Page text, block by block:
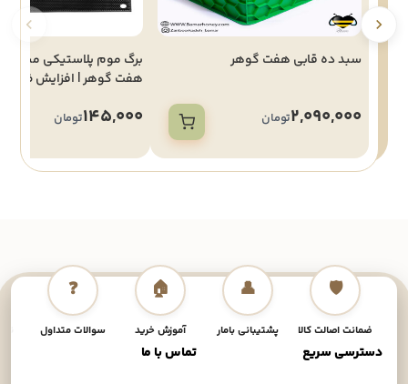
سبد ده قابی هفت گوهر
2,090,000تومان
برگ موم پلاستیکی مشکی
هفت گوهر | افزایش
145,000تومان
🛡️
ضمانت اصالت کالا
👤
پشتیبانی بامار
🏠
آموزش خرید
❓
سوالات متداول
دسترسی سریع تماس با ما